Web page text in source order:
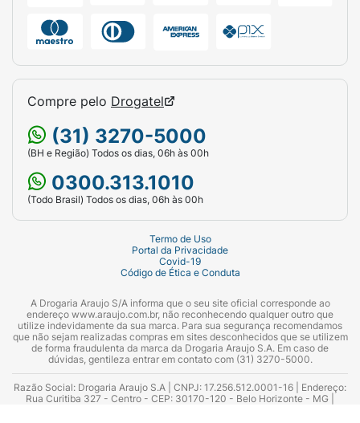
Compre pelo Drogatel
(31) 3270-5000
(BH e Região) Todos os dias, 06h às 00h
0300.313.1010
(Todo Brasil) Todos os dias, 06h às 00h
Termo de Uso
Portal da Privacidade
Covid-19
Código de Ética e Conduta
A Drogaria Araujo S/A informa que o seu site oficial corresponde ao
endereço www.araujo.com.br, não reconhecendo qualquer outro que
utilize indevidamente da sua marca. Para sua segurança recomendamos
que não sejam realizadas compras em sites desconhecidos que se utilizem
de forma fraudulenta da marca da Drogaria Araujo S.A. Em caso de
dúvidas, gentileza entrar em contato com (31) 3270-5000.
Razão Social: Drogaria Araujo S.A | CNPJ: 17.256.512.0001-16 | Endereço:
Rua Curitiba 327 - Centro - CEP: 30170-120 - Belo Horizonte - MG |